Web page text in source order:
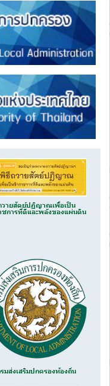
วายสัตย์ปฏิญาณเพื่อเป็น
ชการที่ดีและพลังของแผ่นดิน
มส่งเสริมปกครองท้องถิ่น